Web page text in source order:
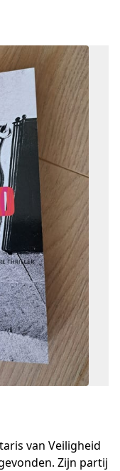
van Veiligheid
Zijn partij